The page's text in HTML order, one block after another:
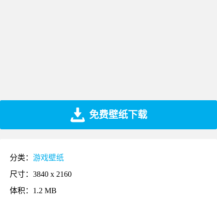
免费壁纸下载
分类： 游戏壁纸
尺寸：3840 x 2160
体积：1.2 MB